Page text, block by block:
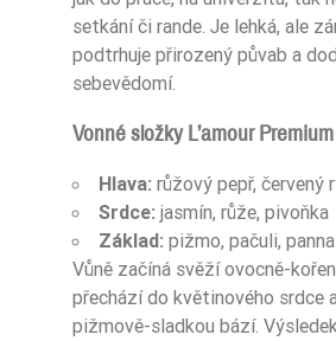
setkání či rande. Je lehká, ale
podtrhuje přirozený půvab a
sebevědomí.
Vonné složky L’amour
Hlava: růžový pepř, červený
Srdce: jasmín, růže, pivoňka
Základ: pižmo, pačuli,
Vůně začíná svěží ovocně-
přechází do květinového srdce
pižmově-sladkou bází.